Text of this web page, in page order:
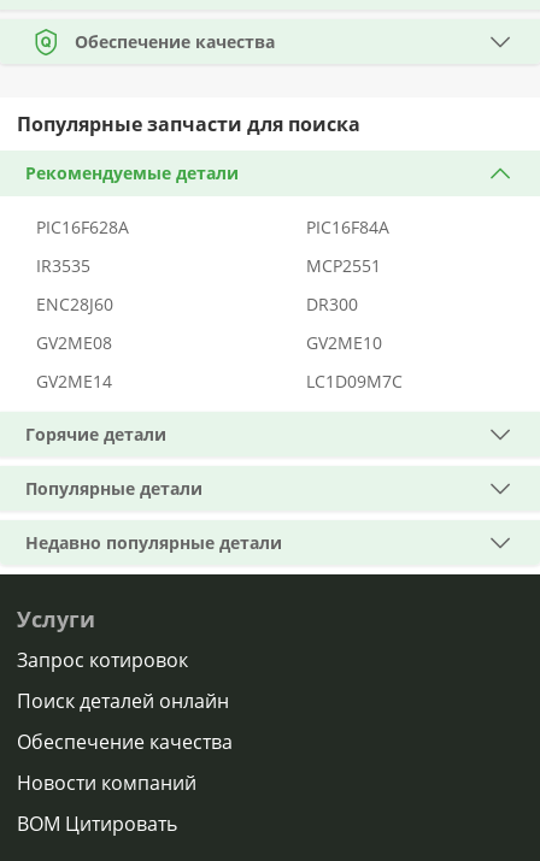
Обеспечение качества
Популярные запчасти для поиска
Рекомендуемые детали
PIC16F628A
PIC16F84A
IR3535
MCP2551
ENC28J60
DR300
GV2ME08
GV2ME10
GV2ME14
LC1D09M7C
Горячие детали
Популярные детали
Недавно популярные детали
Услуги
Запрос котировок
Поиск деталей онлайн
Обеспечение качества
Новости компаний
BOM Цитировать